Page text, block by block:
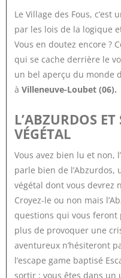
Le Village des Fous, c’est
par les lois de la logique
Vous en doutez encore ?
qui se cache derrière le
un bel aperçu du monde
à Villeneuve-Loubet (06).
L’ABZURDOS
VÉGÉTAL
Vous avez bien lu et non,
parle bien de l’Abzurdos,
végétal dont vous devrez
Croyez-le ou non mais
questions qui vous
plus de provoquer une
aventureux n’hésiteront
l’escape game baptisé
sortir : vous êtes dans un